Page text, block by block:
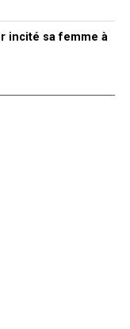
incité sa femme à